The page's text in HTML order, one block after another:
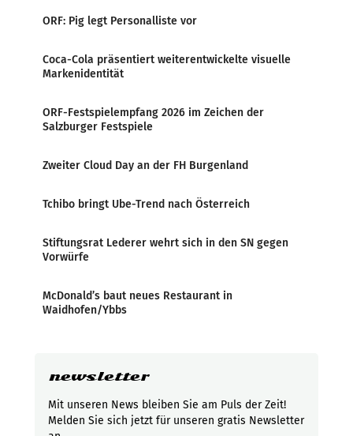
ORF: Pig legt Personalliste vor
Coca-Cola präsentiert weiterentwickelte visuelle
Markenidentität
ORF-Festspielempfang 2026 im Zeichen der
Salzburger Festspiele
Zweiter Cloud Day an der FH Burgenland
Tchibo bringt Ube-Trend nach Österreich
Stiftungsrat Lederer wehrt sich in den SN gegen
Vorwürfe
McDonald’s baut neues Restaurant in
Waidhofen/Ybbs
newsletter
Mit unseren News bleiben Sie am Puls der Zeit!
Melden Sie sich jetzt für unseren gratis Newsletter